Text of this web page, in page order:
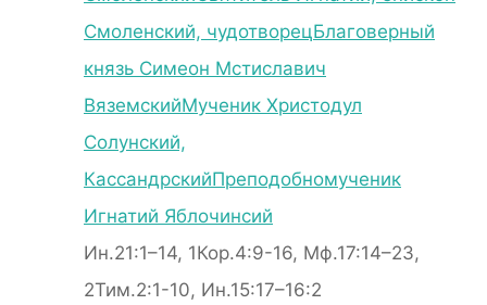
Смоленский, чудотворецБлаговерный
князь Симеон Мстиславич
ВяземскийМученик Христодул
Солунский,
КассандрскийПреподобномученик
Игнатий Яблочинсий
Ин.21:1–14, 1Кор.4:9-16, Мф.17:14–23,
2Тим.2:1-10, Ин.15:17–16:2